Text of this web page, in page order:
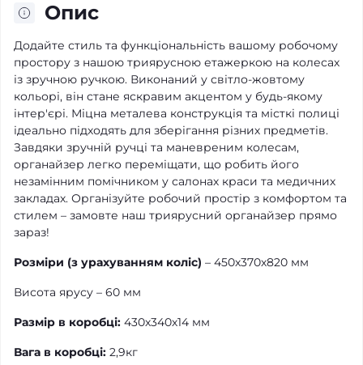
Опис
Додайте стиль та функціональність вашому робочому
простору з нашою триярусною етажеркою на колесах
із зручною ручкою. Виконаний у світло-жовтому
кольорі, він стане яскравим акцентом у будь-якому
інтер'єрі. Міцна металева конструкція та місткі полиці
ідеально підходять для зберігання різних предметів.
Завдяки зручній ручці та маневреним колесам,
органайзер легко переміщати, що робить його
незамінним помічником у салонах краси та медичних
закладах. Організуйте робочий простір з комфортом та
стилем – замовте наш триярусний органайзер прямо
зараз!
Розміри (з урахуванням коліс) – 450х370х820 мм
Висота ярусу – 60 мм
Размір в коробці: 430х340х14 мм
Вага в коробці: 2,9кг